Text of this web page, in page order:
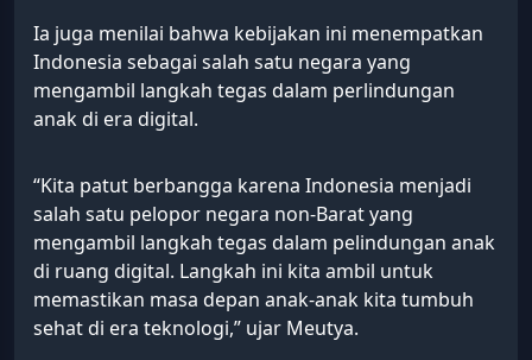
Ia juga menilai bahwa kebijakan ini menempatkan
Indonesia sebagai salah satu negara yang
mengambil langkah tegas dalam perlindungan
anak di era digital.
“Kita patut berbangga karena Indonesia menjadi
salah satu pelopor negara non-Barat yang
mengambil langkah tegas dalam pelindungan anak
di ruang digital. Langkah ini kita ambil untuk
memastikan masa depan anak-anak kita tumbuh
sehat di era teknologi,” ujar Meutya.